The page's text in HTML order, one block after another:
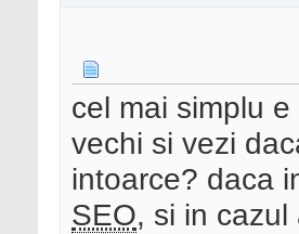
cel mai simplu
vechi si vezi
intoarce? daca
SEO, si in